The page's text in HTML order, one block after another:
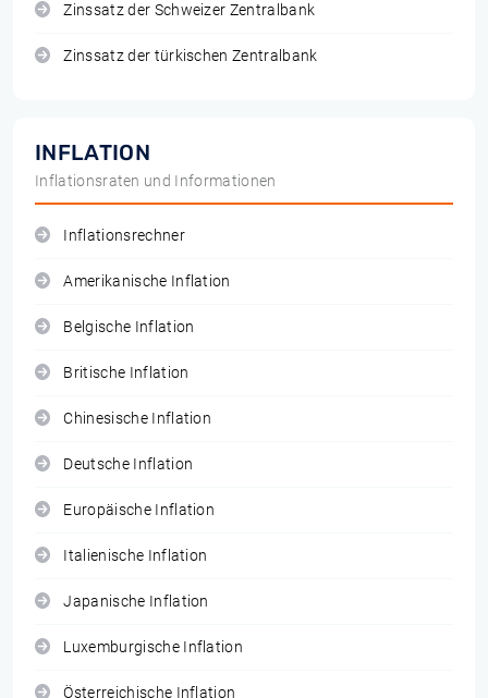
Zinssatz der Schweizer Zentralbank
Zinssatz der türkischen Zentralbank
INFLATION
Inflationsraten und Informationen
Inflationsrechner
Amerikanische Inflation
Belgische Inflation
Britische Inflation
Chinesische Inflation
Deutsche Inflation
Europäische Inflation
Italienische Inflation
Japanische Inflation
Luxemburgische Inflation
Österreichische Inflation